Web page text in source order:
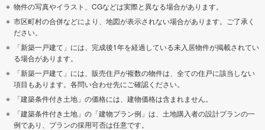
物件の写真やイラスト、CGなどは実際と異なる場合があります。
市区町村の合併などにより、地図が表示されない場合があります。ご了承く
ださい。
「新築一戸建て」には、完成後1年を経過している未入居物件が掲載されてい
る場合があります。
「新築一戸建て」には、販売住戸が複数の物件は、全ての住戸に該当しない
項目もあります。各問い合わせ先にご確認ください。
「建築条件付き土地」の価格には、建物価格は含まれません。
「建築条件付き土地」の「建物プラン例」は、土地購入者の設計プランの一
例であり、プランの採用可否は任意です。